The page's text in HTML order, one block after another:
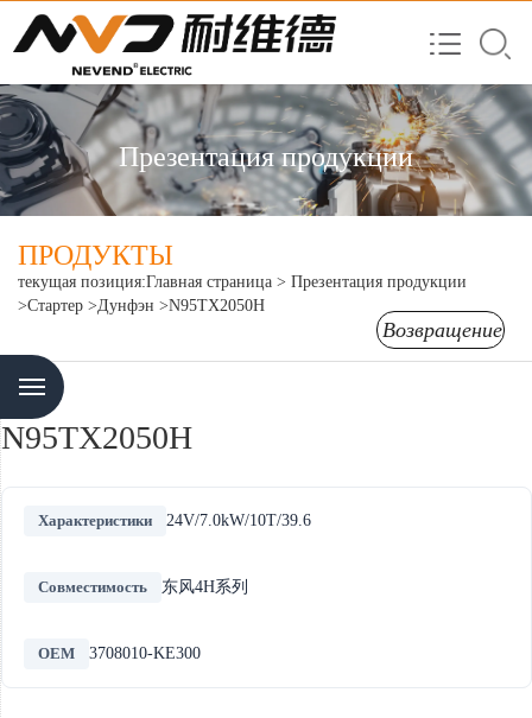
Презентация продукции
ПРОДУКТЫ
текущая позиция:Главная страница > Презентация продукции
>Стартер >Дунфэн >N95TX2050H
Возвращение
Menu
N95TX2050H
Характеристики 24V/7.0kW/10T/39.6
Совместимость 东风4H系列
OEM 3708010-KE300